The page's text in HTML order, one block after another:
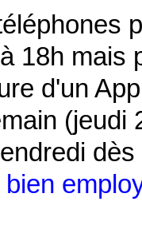
18h mais
d'un
(jeudi
dès
bien